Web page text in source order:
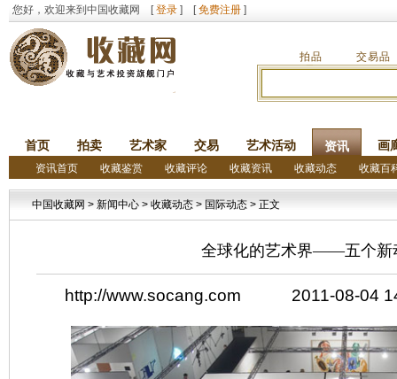
您好，欢迎来到中国收藏网 [登录 ] [免费注册 ]
拍品 交易品
首页 拍卖 艺术家 交易 艺术活动 资讯 画
资讯首页 收藏鉴赏 收藏评论 收藏资讯 收藏动态 收藏百
中国收藏网 > 新闻中心 > 收藏动态 > 国际动态 > 正文
全球化的艺术界——五个新
http://www.socang.com 2011-08-04